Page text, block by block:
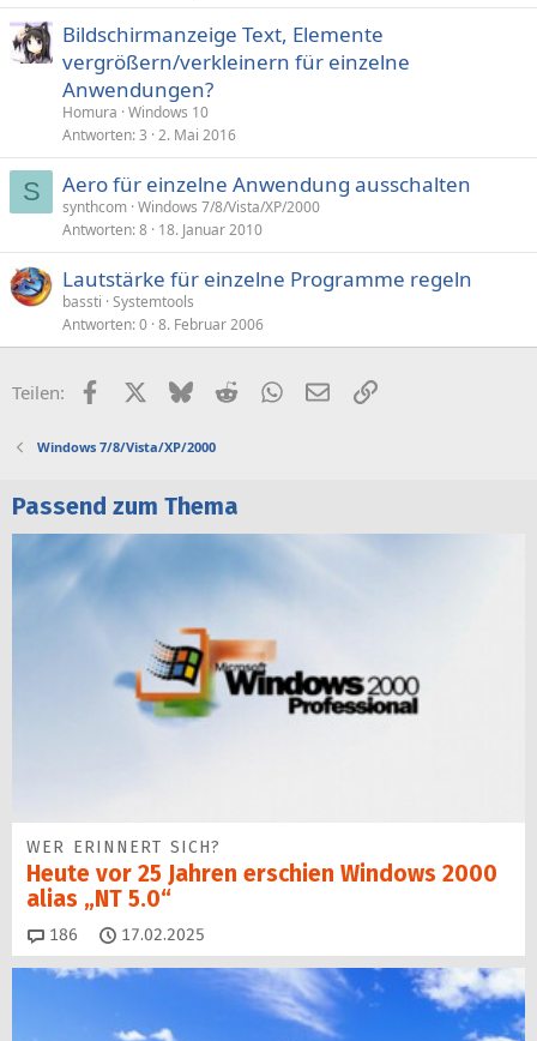
Bildschirmanzeige Text, Elemente
vergrößern/verkleinern für einzelne
Anwendungen?
Homura Windows 10
Antworten 3 2. Mai 2016
S Aero für einzelne Anwendung ausschalten
synthcom Windows 7/8/Vista/XP/2000
Antworten 8 18. Januar 2010
Lautstärke für einzelne Programme regeln
bassti Systemtools
Antworten 0 8. Februar 2006
Teilen: FacebookX (Twitter)
BlueskyRedditWhatsApp
E-MailLink
Windows 7/8/Vista/XP/2000
Passend zum Thema
WER ERINNERT SICH?
Heute vor 25 Jahren erschien Windows 2000
alias „NT 5.0“
186 Kommentare
17.02.2025